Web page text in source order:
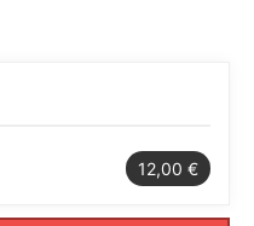
12,00 €